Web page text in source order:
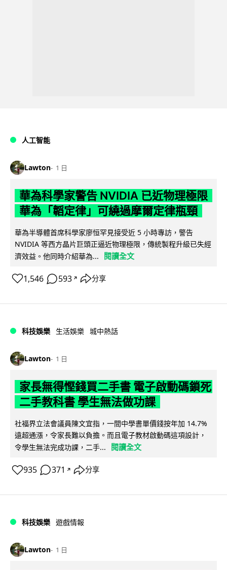
人工智能
Lawton 1 日
華為科學家警告 NVIDIA 已近物理極限
華為「韜定律」可繞過摩爾定律瓶頸
華為半導體首席科學家廖恒罕見接受近 5 小時專訪，警告
NVIDIA 等西方晶片巨頭正逼近物理極限，傳統製程升級已失經
濟效益。他同時介紹華為...
閱讀全文
1,546 593 ↗ 分享
科技娛樂 生活娛樂 城中熱話
Lawton 1 日
家長無得慳錢買二手書 電子啟動碼鎖死
二手教科書 學生無法做功課
社福界立法會議員陳文宜指，一間中學書單價錢按年加 14.7%
遠超通漲，令家長難以負擔。而且電子教材啟動碼這項設計，
令學生無法完成功課，二手...
閱讀全文
935 371 ↗ 分享
科技娛樂 遊戲情報
Lawton 1 日